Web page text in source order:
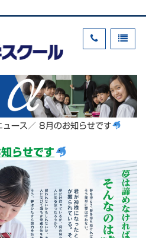
ュース ／ 8月のお知らせです
らせです